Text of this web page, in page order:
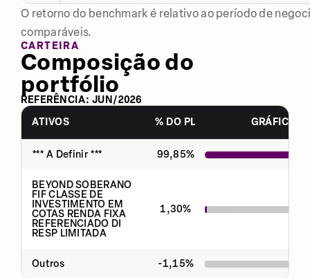
O retorno do benchmark é relativo ao período de
comparáveis.
CARTEIRA
Composição do
portfólio
REFERÊNCIA: JUN /2026
ATIVOS
% DO PL GRÁFICO
*** A Definir *** 99,85%
BEYOND SOBERANO
FIF CLASSE DE
INVESTIMENTO EM
COTAS RENDA FIXA
REFERENCIADO DI
RESP LIMITADA
1,30%
Outros -1,15%